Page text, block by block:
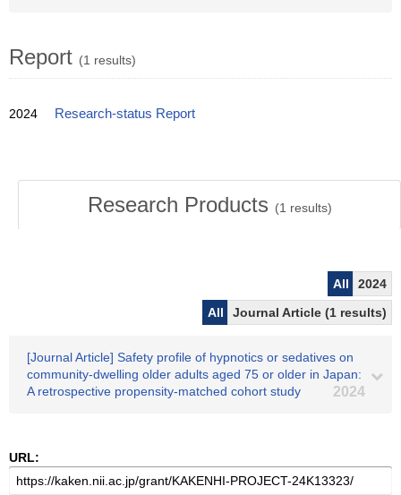
Report (1 results)
2024 Research-status Report
Research Products (1 results)
All
2024
All
Journal Article (1 results)
[Journal Article] Safety profile of hypnotics or sedatives on
community‐dwelling older adults aged 75 or older in Japan:
A retrospective propensity‐matched cohort study
2024
URL: